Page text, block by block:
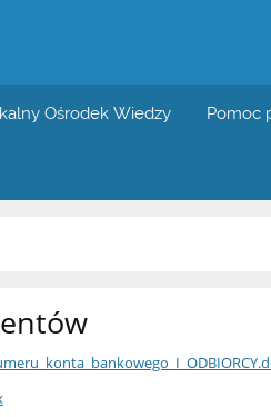
Ośrodek Wiedzy Pomoc